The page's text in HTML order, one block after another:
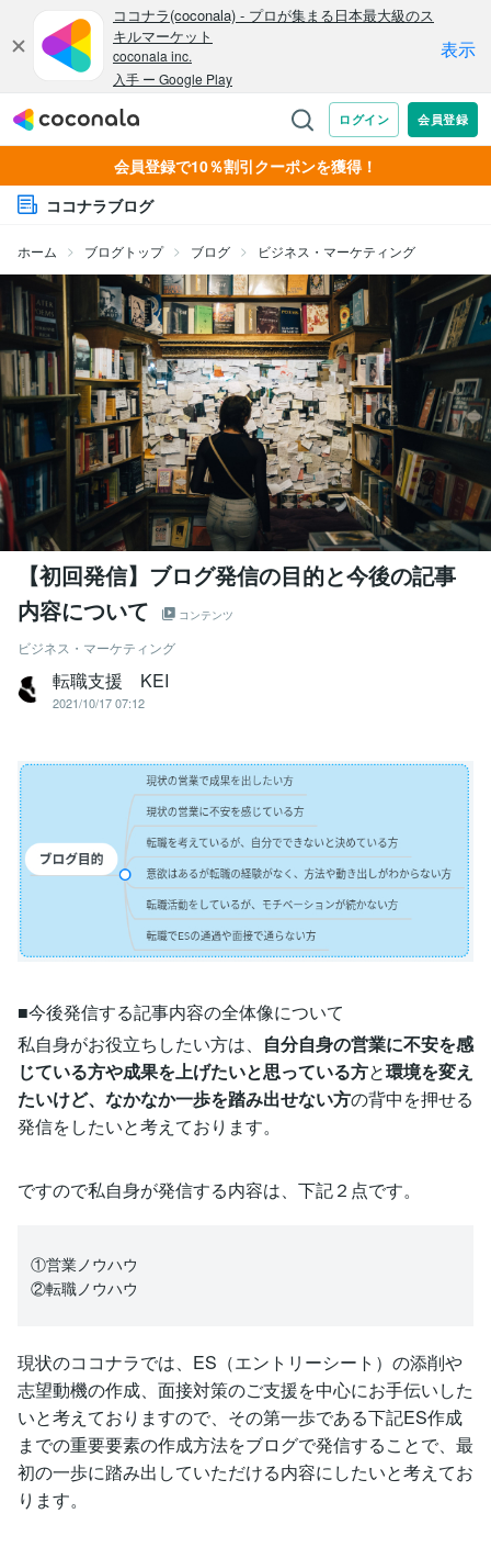
会員登録で10％割引クーポンを獲得！
ココナラブログ
ホーム ブログトップ ブログ ビジネス・マーケティング
【初回発信】ブログ発信の目的と今後の記事
内容について
コンテンツ
ビジネス・マーケティング
転職支援 KEI
2021/10/17 07:12
■今後発信する記事内容の全体像について
私自身がお役立ちしたい方は、 自分自身の営業に不安を感
じている方や成果を上げたいと思っている方と環境を変え
たいけど、なかなか一歩を踏み出せない方の背中を押せる
発信をしたいと考えております。
ですので私自身が発信する内容は、下記２点です。
①営業ノウハウ
②転職ノウハウ
現状のココナラでは、ES（エントリーシート）の添削や
志望動機の作成、面接対策のご支援を中心にお手伝いした
いと考えておりますので、その第一歩である下記ES作成
までの重要要素の作成方法をブログで発信することで、最
初の一歩に踏み出していただける内容にしたいと考えてお
ります。